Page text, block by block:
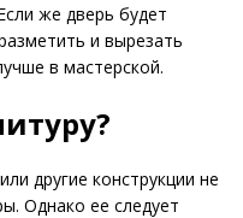
же дверь будет
и вырезать
в мастерской.
другие конструкции не
Однако ее следует